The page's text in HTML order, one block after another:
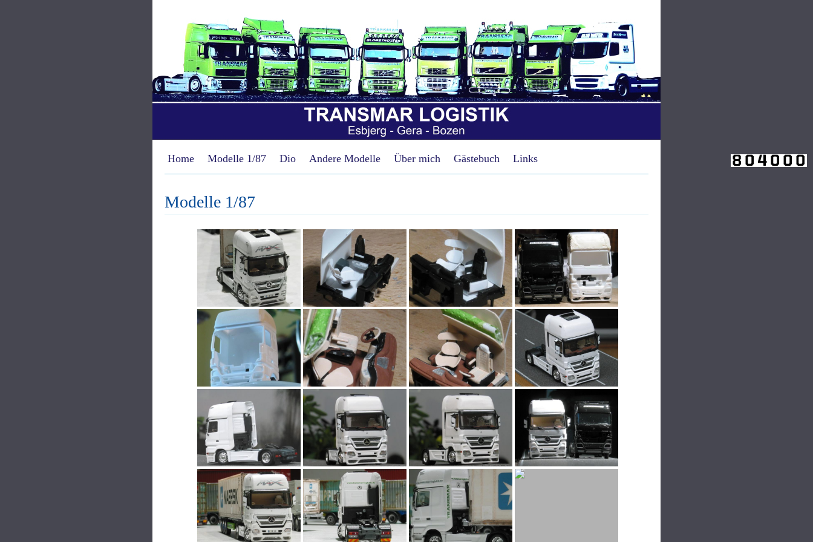
Home Modelle 1/87 Dio Andere Modelle Über mich Gästebuch Links
Modelle 1/87